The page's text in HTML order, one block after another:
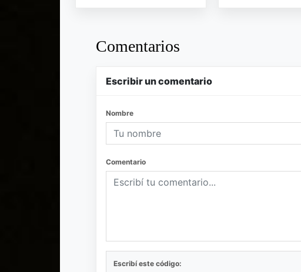
Comentarios
Escribir un comentario
Nombre
Comentario
Escribí este código: